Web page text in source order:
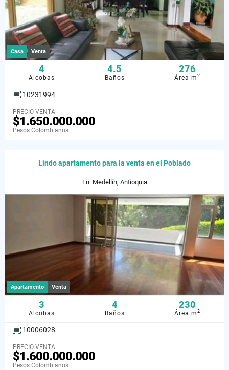
Casa Venta
4
Alcobas
4.5
Baños
276
Área m2
10231994
PRECIO VENTA
$1.650.000.000
Pesos Colombianos
Lindo apartamento para la venta en el Poblado
En: Medellín, Antioquia
Apartamento Venta
3
Alcobas
4
Baños
230
Área m2
10006028
PRECIO VENTA
$1.600.000.000
Pesos Colombianos